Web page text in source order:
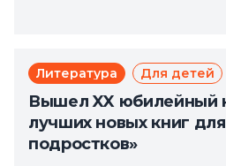
Литература Для детей
Вышел XX юбилейный
лучших новых книг
подростков»